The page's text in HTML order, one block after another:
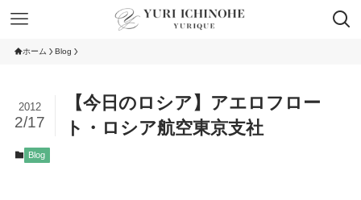
ホーム Blog
【今日のロシア】アエロフロー
ト・ロシア航空東京支社
2012
2/17
Blog